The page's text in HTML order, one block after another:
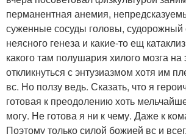
перманентная анемия,
суженные сосуды головы, судорожный
неясного генеза и какие-то ещ
какого там полушария хилого мозга
откликнуться с энтузиазмом хотя им
вс. Но ползу ведь. Сказать, что я
готовая к преодолению хоть
могу. Не готова я ни к чему. Даже к
Поэтому только силой божией вс и